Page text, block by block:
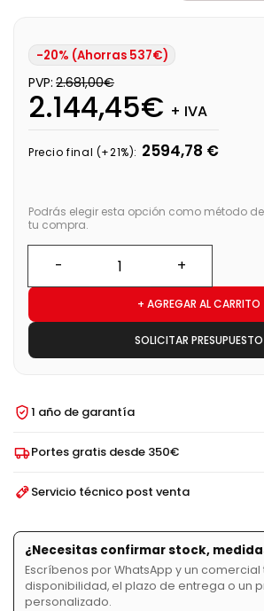
-20% (Ahorras 537€)
PVP: 2.681,00€
2.144,45€ + IVA
Precio final (+21%): 2594,78 €
Podrás elegir esta opción como método
tu compra.
+ AGREGAR AL CARRITO
SOLICITAR PRESUPUESTO
1 año de garantía
Portes gratis desde 350€
Servicio técnico post venta
¿Necesitas confirmar stock,
Escríbenos por WhatsApp y un
disponibilidad, el plazo de entrega o un
personalizado.